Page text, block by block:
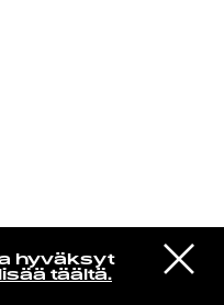
hyväksyt
täältä.
VIESTI
STUDIOON